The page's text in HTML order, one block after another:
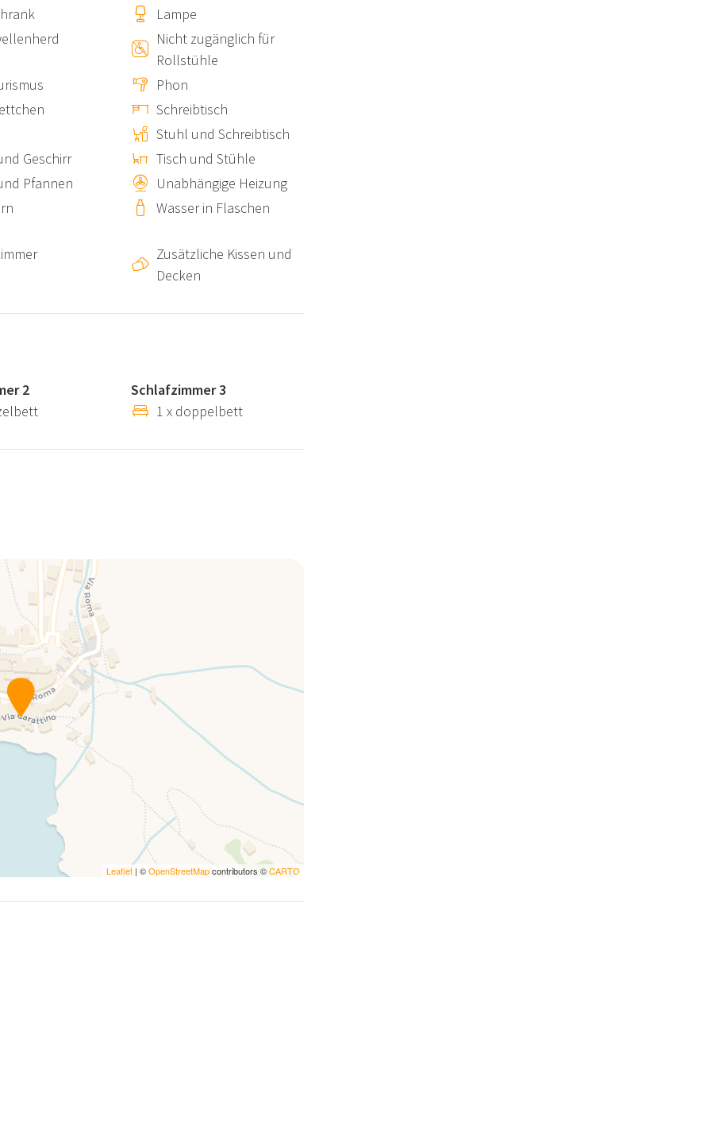
, die über eine interne Treppe zugänglich ist.
das Meer und Vernazza – der perfekte Ort, um ein
und unvergessliche Sonnenuntergänge zu
gibt es einige Aspekte zu beachten:
interne und externe Treppen und ist daher nicht
die die Cinque Terre erkunden möchten.
Kindern oder ältere Gäste mit
auf das Meer und das Dorf, die jeden Gast
mit einfachem Zugang zu den Wanderwegen der
mit einem Studio, das zur Kreativität
View Tower Villa
Authentizität und atemberaubende Ausblicke
die perfekte Wahl. Tauchen Sie ein in die Schönheit der
Sie sich von der einzigartigen Atmosphäre dieser
Lampe
Nicht zugänglich für
Rollstühle
Phon
Schreibtisch
Stuhl und Schreibtisch
Geschirr
Tisch und Stühle
Pfannen
Unabhängige Heizung
Wasser in Flaschen
Zusätzliche Kissen und
Decken
2
Schlafzimmer 3
1 x doppelbett
Leaflet | ©OpenStreetMapcontributors ©CARTO